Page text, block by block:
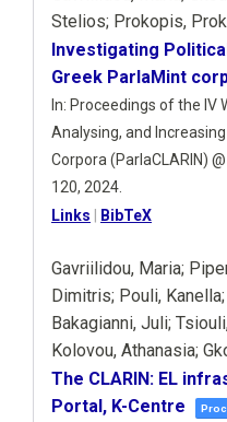
Stelios; Prokopis,
Investigating
Greek ParlaMint
In: Proceedings of the IV
Analysing, and
Corpora (ParlaCLARIN) @
120, 2024
Links
BibTeX
Gavriilidou, Maria;
Dimitris; Pouli,
Bakagianni, Juli;
Kolovou, Athanasia;
The CLARIN: EL
Portal, K-Centre